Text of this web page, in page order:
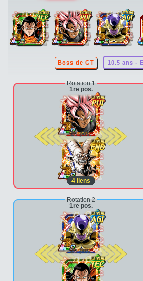
Boss de GT 10.5 ans -
Rotation 1
1re pos.
2e pos.
4 liens
Rotation 2
1re pos.
2e pos.